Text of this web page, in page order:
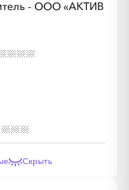
- ООО «АКТИВ
Скрыть